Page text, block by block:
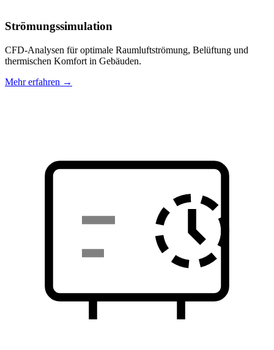
Strömungssimulation
CFD-Analysen für optimale Raumluftströmung, Belüftung und
thermischen Komfort in Gebäuden.
Mehr erfahren →